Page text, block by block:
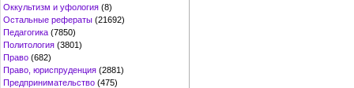
Оккультизм и уфология (8)
Остальные рефераты (21692)
Педагогика (7850)
Политология (3801)
Право (682)
Право, юриспруденция (2881)
Предпринимательство (475)